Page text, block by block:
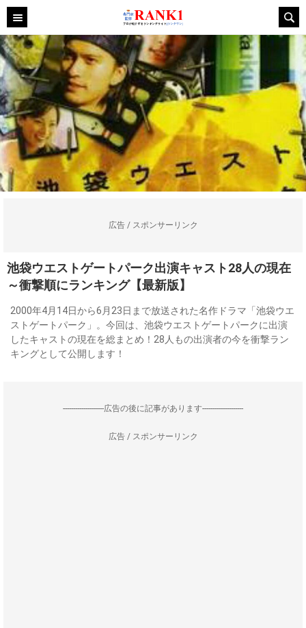
広告 / スポンサーリンク
池袋ウエストゲートパーク出演キャスト28人の現在
～衝撃順にランキング【最新版】
2000年4月14日から6月23日まで放送された名作ドラマ「池袋ウエ
ストゲートパーク」。今回は、池袋ウエストゲートパークに出演
したキャストの現在を総まとめ！28人もの出演者の今を衝撃ラン
キングとして公開します！
--------------------広告の後に記事があります--------------------
広告 / スポンサーリンク